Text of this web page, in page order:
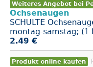
Weiteres Angebot bei
Ochsenaugen
SCHULTE
montag-samstag; (1
2.49 €
Produkt online kaufen